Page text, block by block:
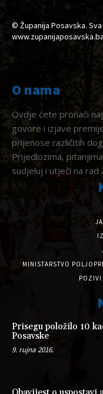
© Županija Posavska.
O nama
Ovdje ćete pronaći
govore i izjave
prijenose različitih
Prijedlozima,
sudjeluj i utječi na rad
MINISTARSTVO
POZIVI
Prisegu položilo 10
Posavske
9. rujna 2016.